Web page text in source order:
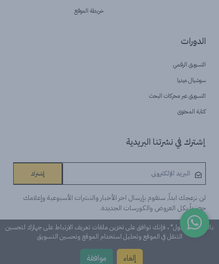
خريطة الموقع
الدورات
التسويق الرقمي
سوشيال ميديا
التسويق عبر محركات البحث
كتابة المحتوى
إشترك في نشرتنا البريدية
إشترك
لن نزعجك ابداً, سنقوم بإرسال اخر الأخبار والنشرات الأسبوعية وإعلامك
حصرياً بكل العروض والكورسات الجديدة.
©Learn n 'Digital. كل الحقوق محفوظة
بالنقر على "قبول" ، فإنك توافق على تخزين ملفات تعريف الارتباط على جهازك لتحسين
التنقل في الموقع وتحليل استخدام الموقع وتحسين التسويق
موافقة إلغاء